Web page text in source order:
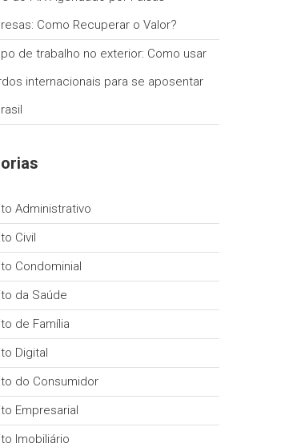
Como Recuperar o Valor?
de trabalho no exterior: Como usar
internacionais para se aposentar
Administrativo
Civil
Condominial
da Saúde
de Família
Digital
do Consumidor
Empresarial
Imobiliário